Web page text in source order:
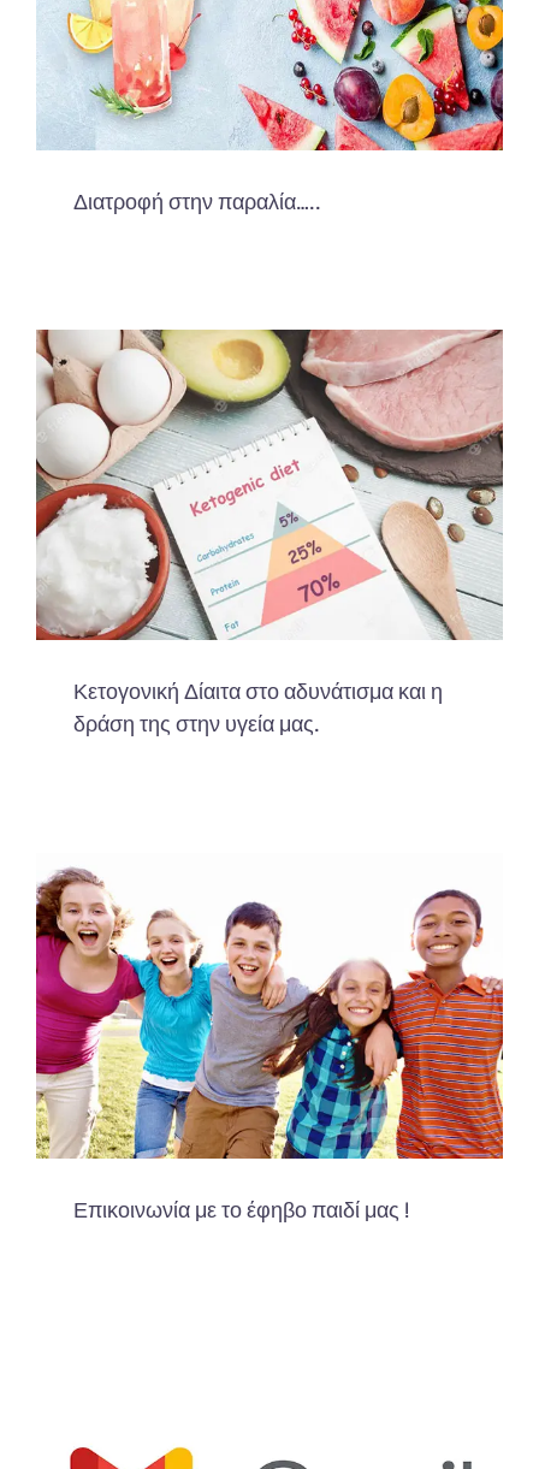
Διατροφή στην παραλία…..
Κετογονική Δίαιτα στο αδυνάτισμα και η
δράση της στην υγεία μας.
Επικοινωνία με το έφηβο παιδί μας !